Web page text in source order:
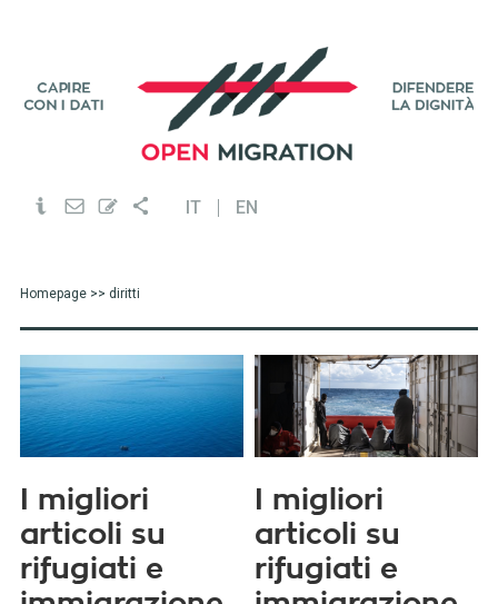
IT EN
Homepage>> diritti
I migliori
articoli su
rifugiati e
I migliori
articoli su
rifugiati e